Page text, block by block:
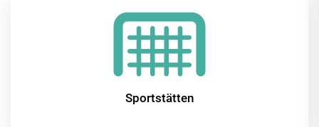
Sportstätten